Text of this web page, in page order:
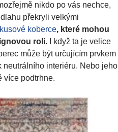
nikdo po vás nechce,
překryli velkými
kusové koberce, které mohou
roli.
I když ta je velice
může být určujícím prvkem
neutrálního interiéru. Nebo jeho
více podtrhne.